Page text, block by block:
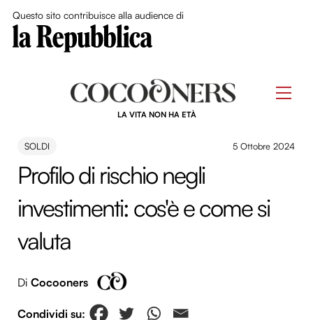
Questo sito contribuisce alla audience di
LA VITA NON HA ETÀ
SOLDI 5 Ottobre 2024
Profilo di rischio negli
investimenti: cos'è e come si
valuta
Di Cocooners